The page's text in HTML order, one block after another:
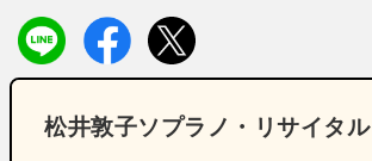
松井敦子ソプラノ・リサイタル